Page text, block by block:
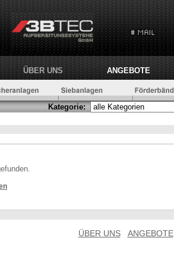
ÜBER UNS ANGEBOTE
Kategorie:
ÜBER UNS ANGEBOTE